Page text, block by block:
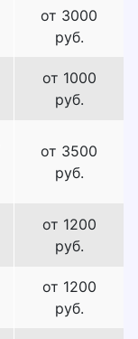
от 3000
руб.
от 1000
руб.
от 3500
руб.
от 1200
руб.
от 1200
руб.